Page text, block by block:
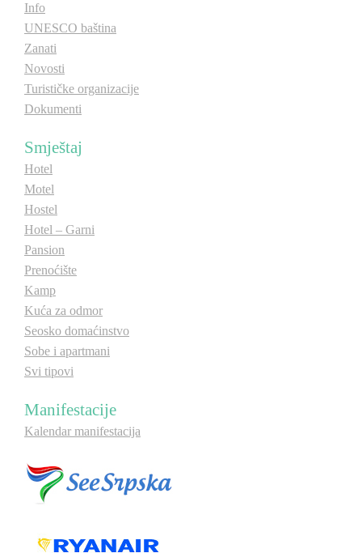
Info
UNESCO baština
Zanati
Novosti
Turističke organizacije
Dokumenti
Smještaj
Hotel
Motel
Hostel
Hotel – Garni
Pansion
Prenoćište
Kamp
Kuća za odmor
Seosko domaćinstvo
Sobe i apartmani
Svi tipovi
Manifestacije
Kalendar manifestacija